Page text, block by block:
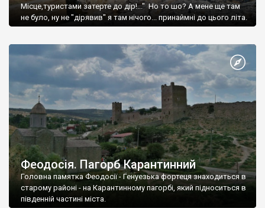
Місце,туристами затерте до дір!..." Но то шо? А мене ще там
не було, ну не "дірявив" я там нічого... принаймні до цього літа.
Феодосія. Пагорб Карантинний
Головна памятка Феодосії - Генуезька фортеця знаходиться в
старому районі - на Карантинному пагорбі, який підноситься в
південній частині міста.